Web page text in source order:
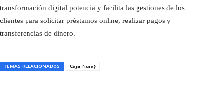
transformación digital potencia y facilita las gestiones de los
clientes para solicitar préstamos online, realizar pagos y
transferencias de dinero.
TEMAS RELACIONADOS Caja Piura}